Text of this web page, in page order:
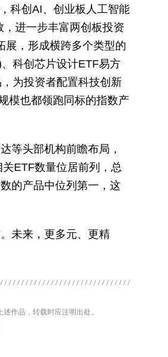
科创AI、创业板人工智能
进一步丰富两创板投资
，形成横跨多个类型的
科创芯片设计ETF易方
为投资者配置科技创新
模也都领跑同标的指数产
等头部机构前瞻布局，
ETF数量位居前列，总
的产品中位列第一，这
未来，更多元、更精
作品，转载时应注明出处。